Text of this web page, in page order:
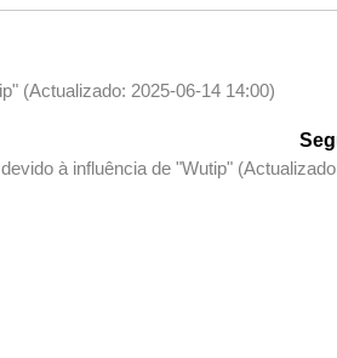
(Actualizado: 2025-06-14 14:00)
à influência de "Wutip"